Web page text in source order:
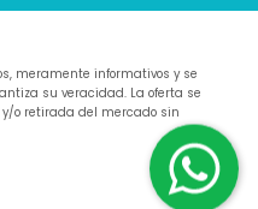
meramente informativos y se
su veracidad. La oferta se
o retirada del mercado sin